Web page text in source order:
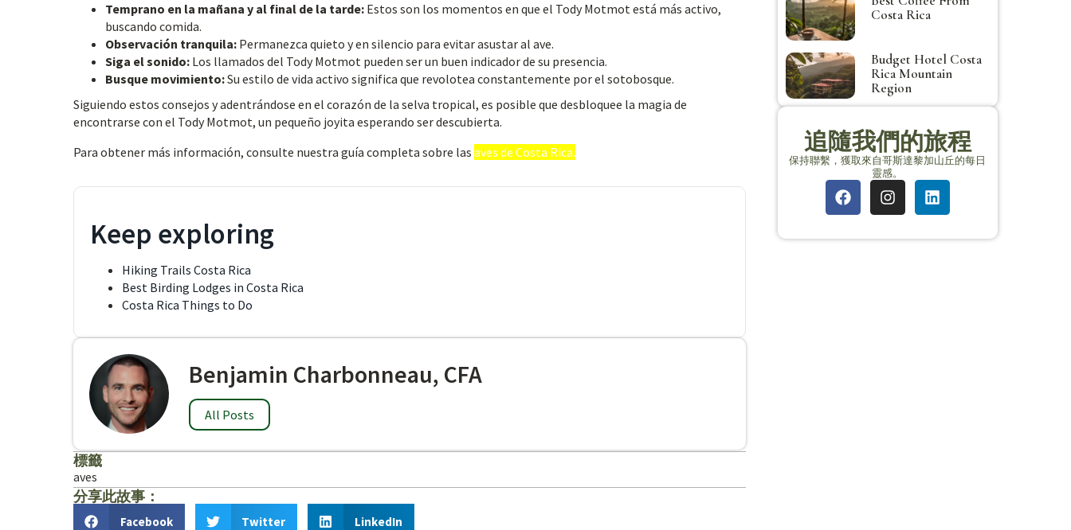
Temprano en la mañana y al final de la tarde: Estos son los momentos en que el Tody Motmot está más activo,
buscando comida.
Observación tranquila: Permanezca quieto y en silencio para evitar asustar al ave.
Siga el sonido: Los llamados del Tody Motmot pueden ser un buen indicador de su presencia.
Busque movimiento:Su estilo de vida activo significa que revolotea constantemente por el sotobosque.
Siguiendo estos consejos y adentrándose en el corazón de la selva tropical, es posible que desbloquee la magia de
encontrarse con el Tody Motmot, un pequeño joyita esperando ser descubierta.
Para obtener más información, consulte nuestra guía completa sobre las aves de Costa Rica.
Keep exploring
Hiking Trails Costa Rica
Best Birding Lodges in Costa Rica
Costa Rica Things to Do
Benjamin Charbonneau, CFA
All Posts
標籤
aves
分享此故事：
Facebook Twitter LinkedIn
Costa Rica
Budget Hotel Costa
Rica Mountain
Region
追隨我們的旅程
保持聯繫，獲取來自哥斯達黎加山丘的每日
靈感。